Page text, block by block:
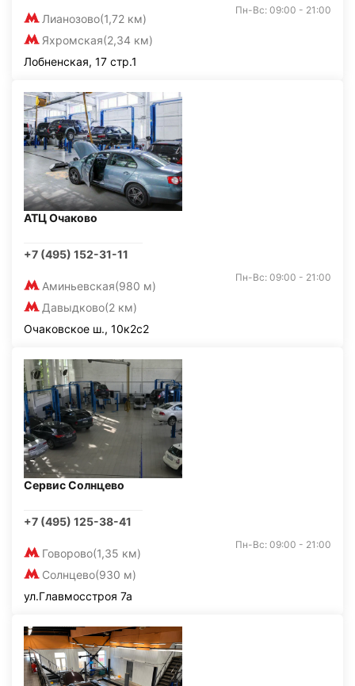
Лианозово(1,72 км)
Яхромская(2,34 км)
Пн-Вс: 09:00 - 21:00
Лобненская, 17 стр.1
АТЦ Очаково
+7 (495) 152-31-11
Аминьевская(980 м)
Давыдково(2 км)
Пн-Вс: 09:00 - 21:00
Очаковское ш., 10к2с2
Сервис Солнцево
+7 (495) 125-38-41
Говорово(1,35 км)
Солнцево(930 м)
Пн-Вс: 09:00 - 21:00
ул.Главмосстроя 7а